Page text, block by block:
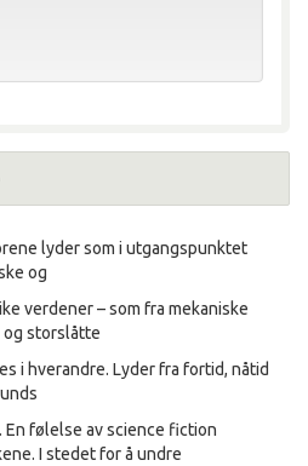
lyder som i utgangspunktet
og
verdener – som fra mekaniske
og storslåtte
i hverandre. Lyder fra fortid, nåtid
følelse av science fiction
I stedet for å undre